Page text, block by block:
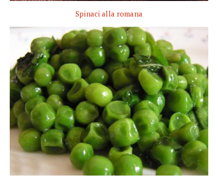
Spinaci alla romana